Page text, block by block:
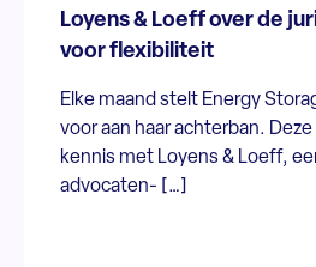
Loyens & Loeff over de
voor flexibiliteit
Elke maand stelt Energy
voor aan haar achterban.
kennis met Loyens & Loeff,
advocaten- […]